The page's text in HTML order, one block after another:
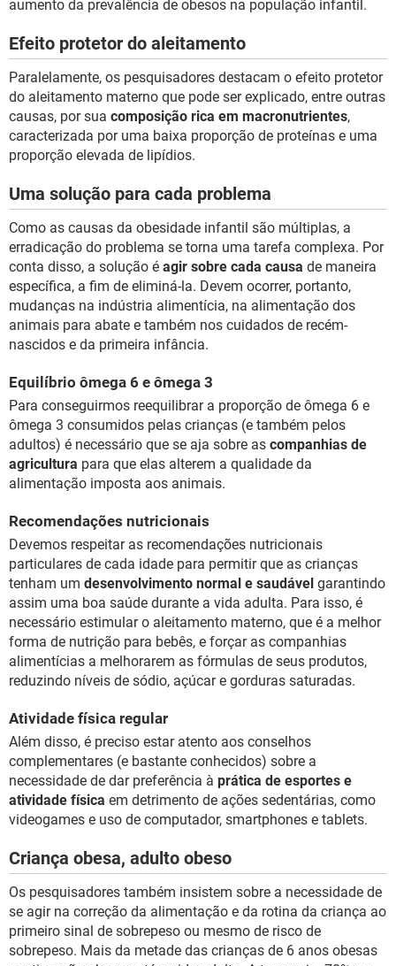
aumento da prevalência de obesos na população infantil.
Efeito protetor do aleitamento
Paralelamente, os pesquisadores destacam o efeito protetor
do aleitamento materno que pode ser explicado, entre outras
causas, por sua composição rica em macronutrientes,
caracterizada por uma baixa proporção de proteínas e uma
proporção elevada de lipídios.
Uma solução para cada problema
Como as causas da obesidade infantil são múltiplas, a
erradicação do problema se torna uma tarefa complexa. Por
conta disso, a solução é agir sobre cada causa de maneira
específica, a fim de eliminá-la. Devem ocorrer, portanto,
mudanças na indústria alimentícia, na alimentação dos
animais para abate e também nos cuidados de recém-
nascidos e da primeira infância.
Equilíbrio ômega 6 e ômega 3
Para conseguirmos reequilibrar a proporção de ômega 6 e
ômega 3 consumidos pelas crianças (e também pelos
adultos) é necessário que se aja sobre as companhias de
agricultura para que elas alterem a qualidade da
alimentação imposta aos animais.
Recomendações nutricionais
Devemos respeitar as recomendações nutricionais
particulares de cada idade para permitir que as crianças
tenham um desenvolvimento normal e saudável garantindo
assim uma boa saúde durante a vida adulta. Para isso, é
necessário estimular o aleitamento materno, que é a melhor
forma de nutrição para bebês, e forçar as companhias
alimentícias a melhorarem as fórmulas de seus produtos,
reduzindo níveis de sódio, açúcar e gorduras saturadas.
Atividade física regular
Além disso, é preciso estar atento aos conselhos
complementares (e bastante conhecidos) sobre a
necessidade de dar preferência à prática de esportes e
atividade física em detrimento de ações sedentárias, como
videogames e uso de computador, smartphones e tablets.
Criança obesa, adulto obeso
Os pesquisadores também insistem sobre a necessidade de
se agir na correção da alimentação e da rotina da criança ao
primeiro sinal de sobrepeso ou mesmo de risco de
sobrepeso. Mais da metade das crianças de 6 anos obesas